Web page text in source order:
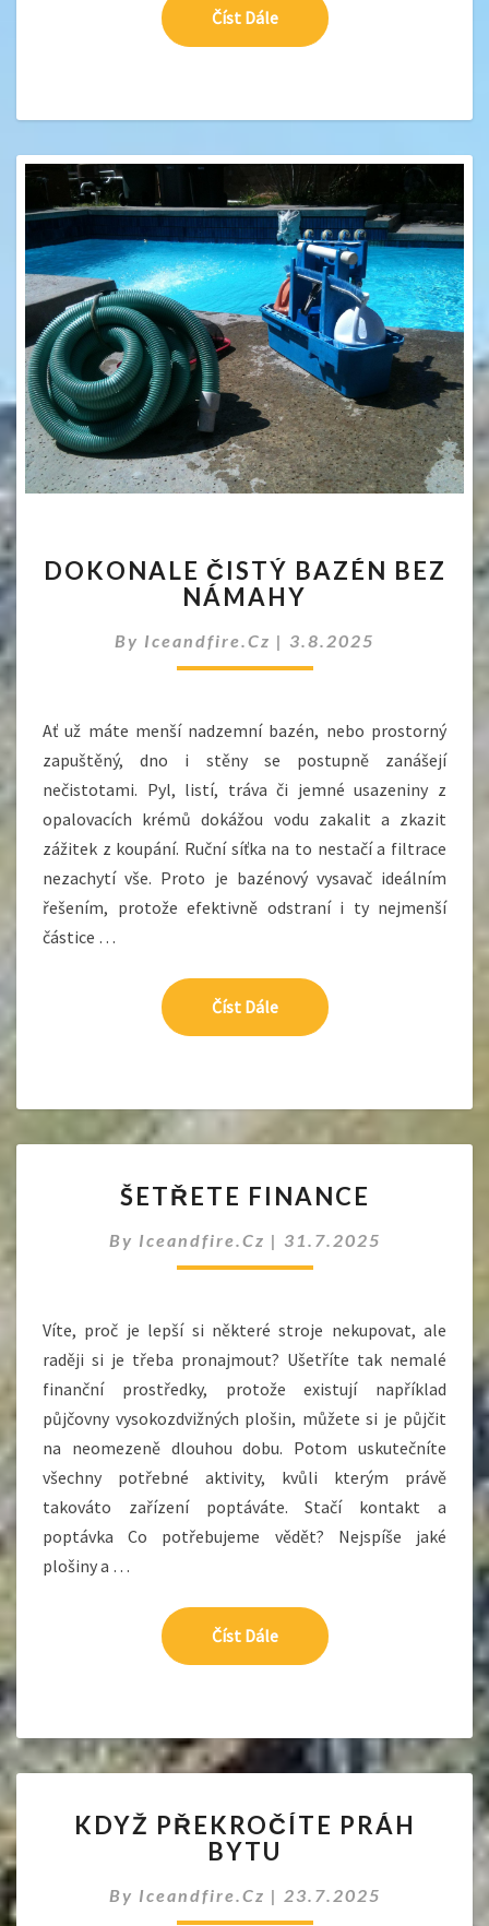
Číst DáleČíst Dále
ČISTÝ
BAZÉN
NÁMAHY
DOKONALE ČISTÝ BAZÉN BEZ
NÁMAHY
By Iceandfire.cz | 3.8.2025
Ať už máte menší nadzemní bazén, nebo prostorný
zapuštěný, dno i stěny se postupně zanášejí
nečistotami. Pyl, listí, tráva či jemné usazeniny z
opalovacích krémů dokážou vodu zakalit a zkazit
zážitek z koupání. Ruční síťka na to nestačí a filtrace
nezachytí vše. Proto je bazénový vysavač ideálním
řešením, protože efektivně odstraní i ty nejmenší
částice …
Číst DáleČíst Dále
FINANCE
ŠETŘETE FINANCE
By Iceandfire.cz | 31.7.2025
Víte, proč je lepší si některé stroje nekupovat, ale
raději si je třeba pronajmout? Ušetříte tak nemalé
finanční prostředky, protože existují například
půjčovny vysokozdvižných plošin, můžete si je půjčit
na neomezeně dlouhou dobu. Potom uskutečníte
všechny potřebné aktivity, kvůli kterým právě
takováto zařízení poptáváte. Stačí kontakt a
poptávka Co potřebujeme vědět? Nejspíše jaké
plošiny a …
Číst DáleČíst Dále
PŘEKROČÍTE
PRÁH
KDYŽ PŘEKROČÍTE PRÁH
BYTU
By Iceandfire.cz | 23.7.2025